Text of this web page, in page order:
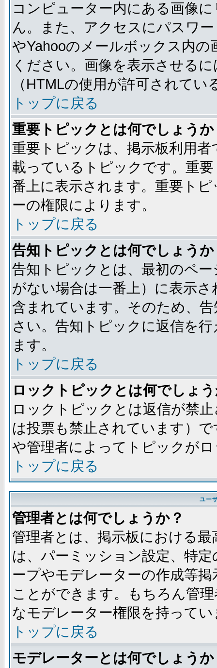
コンピューター内にある画像
ん。また、アクセスにパスワ
やYahooのメールボックス内
ください。画像を表示させる
（HTMLの使用が許可されて
トップに戻る
重要トピックとは何でしょうか
重要トピックは、掲示板利用
載っているトピックです。重
番上に表示されます。重要ト
ーの権限によります。
トップに戻る
告知トピックとは何でしょうか
告知トピックとは、最初のペ
がない場合は一番上）に表示
含まれています。そのため、
さい。告知トピックに返信を
ます。
トップに戻る
ロックトピックとは何でしょ
ロックトピックとは返信が禁
は投票も禁止されています）
や管理者によってトピックが
トップに戻る
ユー
管理者とは何でしょうか？
管理者とは、掲示板における
は、パーミッション設定、特
ープやモデレーターの作成等
ことができます。もちろん管
なモデレーター権限を持ってい
トップに戻る
モデレーターとは何でしょうか